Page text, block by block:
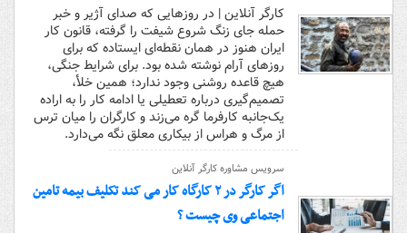
کارگر آنلاین | در روزهایی که صدای آژیر و خبر
حمله جای زنگ شروع شیفت را گرفته، قانون کار
ایران هنوز در همان نقطه‌ای ایستاده که برای
روزهای آرام نوشته شده بود. برای شرایط جنگی،
هیچ قاعده روشنی وجود ندارد؛ همین خلأ،
تصمیم‌گیری درباره تعطیلی یا ادامه کار را به اراده
یک‌جانبه کارفرما گره می‌زند و کارگران را میان ترس
از مرگ و هراس از بیکاری معلق نگه می‌دارد.
سرویس مشاوره کارگر آنلاین
اگر کارگر در ۲ کارگاه کار می کند تکلیف بیمه تامین
اجتماعی وی چیست ؟